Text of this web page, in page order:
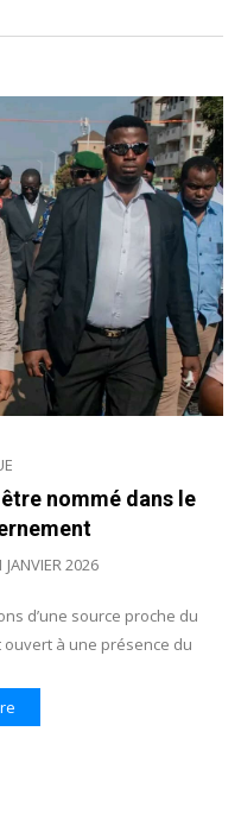
nommé dans le
JANVIER 2026
d’une source proche du
à une présence du